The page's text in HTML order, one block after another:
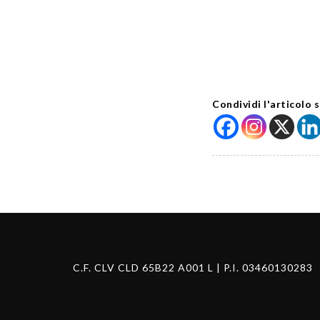
Condividi l'articolo
C.F. CLV CLD 65B22 A001 L | P.I. 03460130283